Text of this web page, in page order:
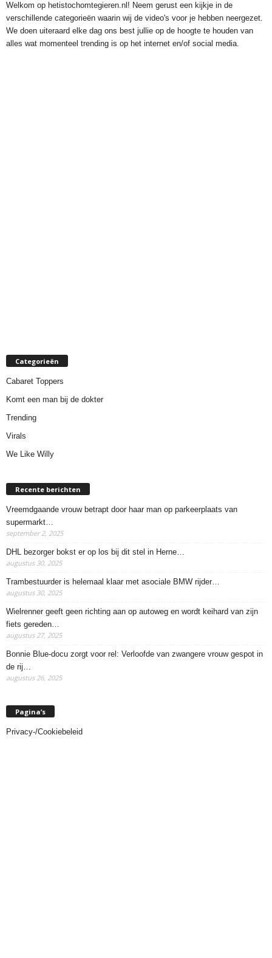
Welkom op hetistochomtegieren.nl! Neem gerust een kijkje in de
verschillende categorieën waarin wij de video's voor je hebben neergezet.
We doen uiteraard elke dag ons best jullie op de hoogte te houden van
alles wat momenteel trending is op het internet en/of social media.
Categorieën
Cabaret Toppers
Komt een man bij de dokter
Trending
Virals
We Like Willy
Recente berichten
Vreemdgaande vrouw betrapt door haar man op parkeerplaats van
supermarkt…
september 2, 2025
DHL bezorger bokst er op los bij dit stel in Herne…
augustus 30, 2025
Trambestuurder is helemaal klaar met asociale BMW rijder…
augustus 30, 2025
Wielrenner geeft geen richting aan op autoweg en wordt keihard van zijn
fiets gereden…
augustus 27, 2025
Bonnie Blue-docu zorgt voor rel: Verloofde van zwangere vrouw gespot in
de rij…
augustus 26, 2025
Pagina’s
Privacy-/Cookiebeleid